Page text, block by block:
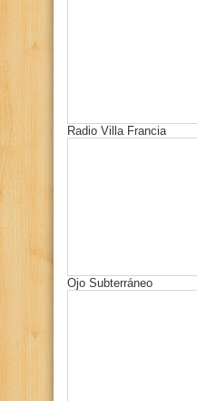
Radio Villa Francia
Ojo Subterráneo